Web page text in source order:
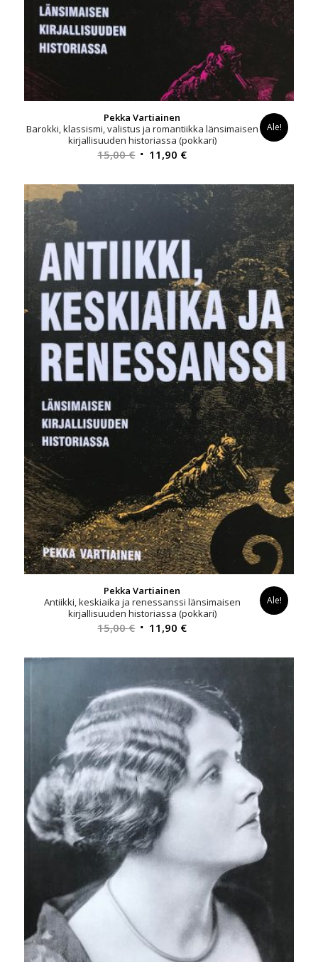
Pekka Vartiainen
Barokki, klassismi, valistus ja romantiikka länsimaisen
kirjallisuuden historiassa (pokkari)
15,00€ Alkuperäinen
oli:
15,00 €.
11,90 €Nykyinen
on:
11,90 €.
Ale!
Pekka Vartiainen
Antiikki, keskiaika ja renessanssi länsimaisen
kirjallisuuden historiassa (pokkari)
15,00€ Alkuperäinen
oli:
15,00 €.
11,90 €Nykyinen
on:
11,90 €.
Ale!